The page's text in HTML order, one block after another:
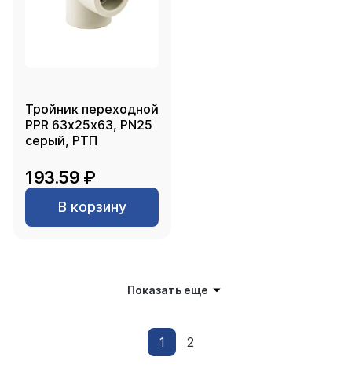
Тройник переходной
PPR 63х25х63, PN25
серый, РТП
193.59 ₽
В корзину
Показать еще
1 2